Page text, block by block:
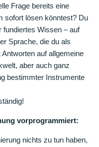
Frage bereits eine
sofort lösen könntest? Du
Wissen – auf
Sprache, die du als
auf allgemeine
aber auch ganz
bestimmter Instrumente
vorprogrammiert:
nichts zu tun haben,